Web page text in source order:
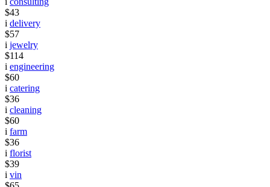
$43
i delivery
$57
i jewelry
$114
i engineering
$60
i catering
$36
i cleaning
$60
i farm
$36
i florist
$39
i vin